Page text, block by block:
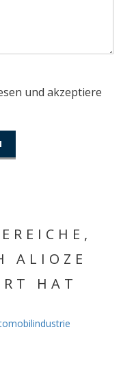
und akzeptiere
ALIOZE
HAT